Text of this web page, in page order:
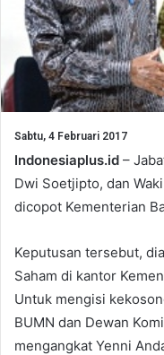
Sabtu, 4 Februari 2017
Indonesiaplus.id –
Dwi Soetjipto, dan
dicopot Kementerian
Keputusan tersebut,
Saham di kantor
Untuk mengisi
BUMN dan Dewan
mengangkat Yenni